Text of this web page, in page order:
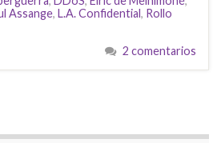
Assange, L.A. Confidential, Rollo
2 comentarios